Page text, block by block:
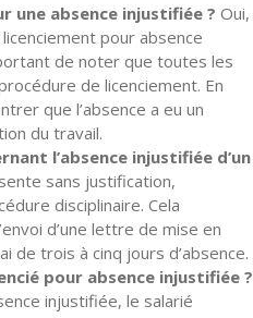
une absence injustifiée ? Oui,
pour absence
de noter que toutes les
de licenciement. En
que l’absence a eu un
du travail.
l’absence injustifiée d’un
sans justification,
disciplinaire. Cela
d’une lettre de mise en
de trois à cinq jours d’absence.
pour absence injustifiée ?
injustifiée, le salarié